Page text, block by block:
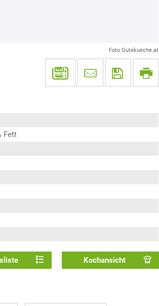
Foto Gutekueche.at
Fett
Kochansicht